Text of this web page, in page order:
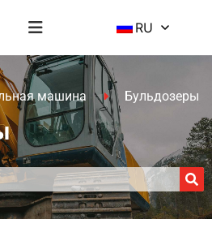
RU
машина Бульдозеры